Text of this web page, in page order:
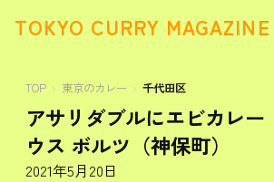
TOKYO CURRY MAGAZINE
TOP 東京のカレー 千代田区
アサリダブルにエビカレー
ウス ボルツ（神保町）
2021年5月20日